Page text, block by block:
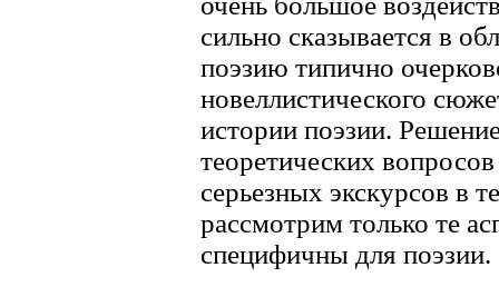
сильно сказывается в
поэзию типично
новеллистического
истории поэзии.
теоретических
серьезных экскурсов в
рассмотрим только те
специфичны для поэзии.